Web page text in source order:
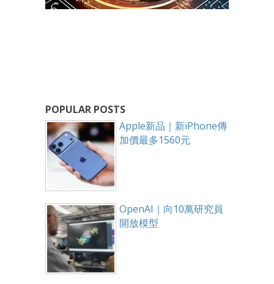
POPULAR POSTS
Apple新品｜新iPhone傳
加價最多1560元
OpenAI｜向10萬研究員
開放模型